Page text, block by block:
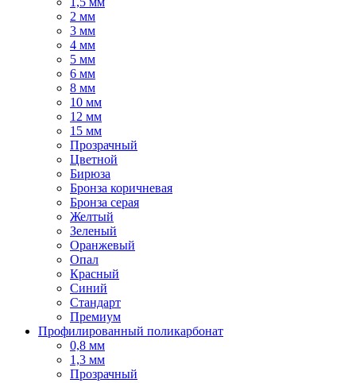
2 мм
3 мм
4 мм
5 мм
6 мм
8 мм
10 мм
12 мм
15 мм
Прозрачный
Цветной
Бирюза
Бронза коричневая
Бронза серая
Желтый
Зеленый
Оранжевый
Опал
Красный
Синий
Стандарт
Премиум
Профилированный поликарбонат
0,8 мм
1,3 мм
Прозрачный